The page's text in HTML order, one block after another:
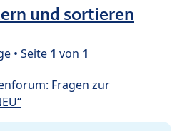
und sortieren
• Seite 1 von 1
Fragen zur